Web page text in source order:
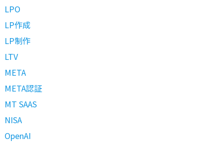
LPO
LP作成
LP制作
LTV
META
META認証
MT SAAS
NISA
OpenAI